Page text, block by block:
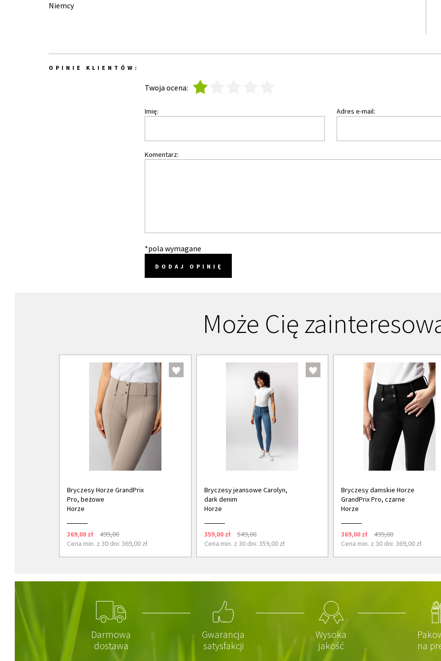
Niemcy
OPINIE KLIENTÓW:
Twoja ocena:
Imię: Adres e-mail:
Komentarz:
*pola wymagane
DODAJ OPINIĘ
Może Cię
Bryczesy Horze GrandPrix
Pro, beżowe
Horze
369,00 zł
499,00
Cena min. z 30 dni: 369,00 zł
Bryczesy jeansowe Carolyn,
dark denim
Horze
359,00 zł
549,00
Cena min. z 30 dni: 359,00 zł
Bryczesy damskie Horze
GrandPrix Pro, czarne
Horze
369,00 zł
499,00
Cena min. z 30 dni: 369,00 zł
Darmowa
dostawa
Gwarancja
satysfakcji
Wysoka
jakość
na